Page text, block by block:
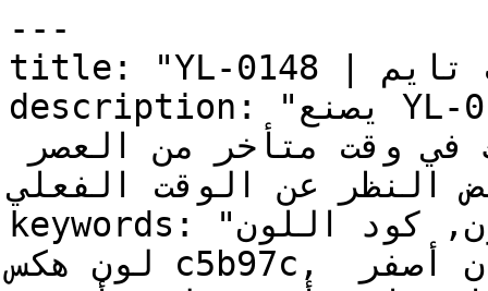
---
title: "YL-0148 | الألوان | دهانات تايم"
description: "يصنع YL-0148 مساحات ذات دفء ذهبي —
النظر عن الوقت الفعلي."
keywords: "لون فطيرة الليمون, كود اللون YL-0148,
لون هكس c5b97c, دهان أصفر, طلاء أصفر, ألوان أصفر